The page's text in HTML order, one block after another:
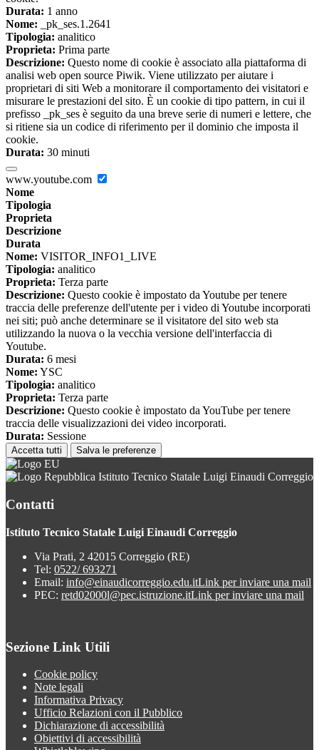
Durata: 1 anno
Nome: _pk_ses.1.2641
Tipologia: analitico
Proprieta: Prima parte
Descrizione: Questo nome di cookie è associato alla piattaforma di
analisi web open source Piwik. Viene utilizzato per aiutare i
proprietari di siti Web a monitorare il comportamento dei visitatori e
misurare le prestazioni del sito. È un cookie di tipo pattern, in cui il
prefisso _pk_ses è seguito da una breve serie di numeri e lettere, che
si ritiene sia un codice di riferimento per il dominio che imposta il
cookie.
Durata: 30 minuti
www.youtube.com
Nome
Tipologia
Proprieta
Descrizione
Durata
Nome: VISITOR_INFO1_LIVE
Tipologia: analitico
Proprieta: Terza parte
Descrizione: Questo cookie è impostato da Youtube per tenere
traccia delle preferenze dell'utente per i video di Youtube incorporati
nei siti; può anche determinare se il visitatore del sito web sta
utilizzando la nuova o la vecchia versione dell'interfaccia di
Youtube.
Durata: 6 mesi
Nome: YSC
Tipologia: analitico
Proprieta: Terza parte
Descrizione: Questo cookie è impostato da YouTube per tenere
traccia delle visualizzazioni dei video incorporati.
Durata: Sessione
Accetta tutti Salva le preferenze
Istituto Tecnico Statale Luigi Einaudi Correggio
Contatti
Istituto Tecnico Statale Luigi Einaudi Correggio
Via Prati, 2 42015 Correggio (RE)
Tel: 0522/ 693271
Email: info@einaudicorreggio.edu.itLink per inviare una mail
PEC: retd02000l@pec.istruzione.itLink per inviare una mail
Sezione Link Utili
Cookie policy
Note legali
Informativa Privacy
Ufficio Relazioni con il Pubblico
Dichiarazione di accessibilità
Obiettivi di accessibilità